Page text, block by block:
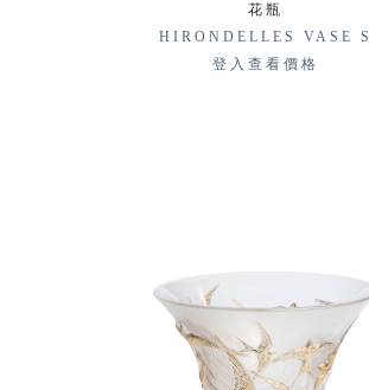
花瓶
HIRONDELLES VASE S
登入查看價格